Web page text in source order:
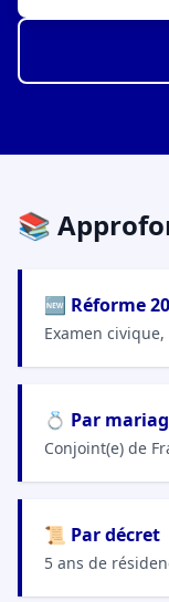
📚
🆕 Réforme
Examen
💍 Par
Conjoint(e) de
📜 Par décret
5 ans de